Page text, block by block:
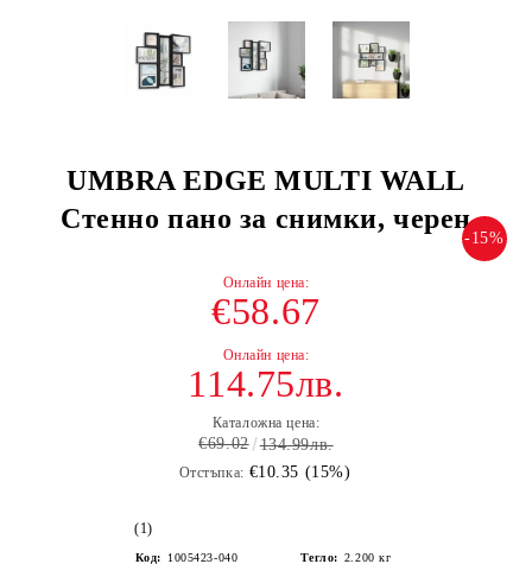
UMBRA EDGE MULTI WALL
Стенно пано за снимки, черен
-15%
€58.67
114.75лв.
Каталожна цена:
€69.02 134.99лв.
Отстъпка: €10.35 (15%)
(1)
Код: 1005423-040 Тегло: 2.200 кг